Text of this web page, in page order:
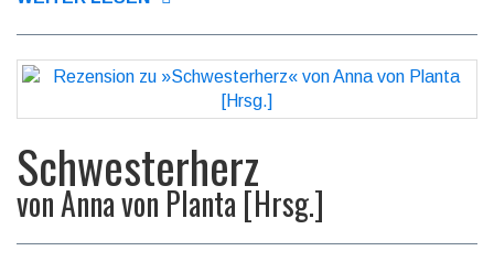
Schwesterherz
vonAnna von Planta [Hrsg.]